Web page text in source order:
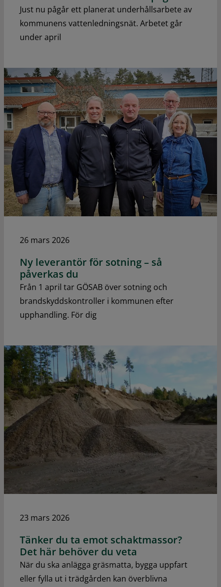
Just nu pågår ett planerat underhållsarbete av
kommunens vattenledningsnät. Arbetet går
under april
26 mars 2026
Ny leverantör för sotning – så
påverkas du
Från 1 april tar GÖSAB över sotning och
brandskyddskontroller i kommunen efter
upphandling. För dig
23 mars 2026
Tänker du ta emot schaktmassor?
Det här behöver du veta
När du ska anlägga gräsmatta, bygga uppfart
eller fylla ut i trädgården kan överblivna